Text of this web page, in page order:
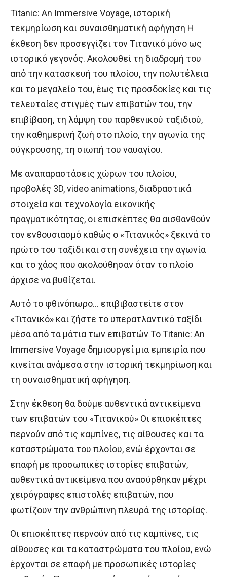
Titanic: An Immersive Voyage, ιστορική
τεκμηρίωση και συναισθηματική αφήγηση Η
έκθεση δεν προσεγγίζει τον Τιτανικό μόνο ως
ιστορικό γεγονός. Ακολουθεί τη διαδρομή του
από την κατασκευή του πλοίου, την πολυτέλεια
και το μεγαλείο του, έως τις προσδοκίες και τις
τελευταίες στιγμές των επιβατών του, την
επιβίβαση, τη λάμψη του παρθενικού ταξιδιού,
την καθημερινή ζωή στο πλοίο, την αγωνία της
σύγκρουσης, τη σιωπή του ναυαγίου.
Με αναπαραστάσεις χώρων του πλοίου,
προβολές 3D, video animations, διαδραστικά
στοιχεία και τεχνολογία εικονικής
πραγματικότητας, οι επισκέπτες θα αισθανθούν
τον ενθουσιασμό καθώς ο «Τιτανικός» ξεκινά το
πρώτο του ταξίδι και στη συνέχεια την αγωνία
και το χάος που ακολούθησαν όταν το πλοίο
άρχισε να βυθίζεται.
Αυτό το φθινόπωρο… επιβιβαστείτε στον
«Τιτανικό» και ζήστε το υπερατλαντικό ταξίδι
μέσα από τα μάτια των επιβατών Το Titanic: An
Immersive Voyage δημιουργεί μια εμπειρία που
κινείται ανάμεσα στην ιστορική τεκμηρίωση και
τη συναισθηματική αφήγηση.
Στην έκθεση θα δούμε αυθεντικά αντικείμενα
των επιβατών του «Τιτανικού» Οι επισκέπτες
περνούν από τις καμπίνες, τις αίθουσες και τα
καταστρώματα του πλοίου, ενώ έρχονται σε
επαφή με προσωπικές ιστορίες επιβατών,
αυθεντικά αντικείμενα που ανασύρθηκαν μέχρι
χειρόγραφες επιστολές επιβατών, που
φωτίζουν την ανθρώπινη πλευρά της ιστορίας.
Οι επισκέπτες περνούν από τις καμπίνες, τις
αίθουσες και τα καταστρώματα του πλοίου, ενώ
έρχονται σε επαφή με προσωπικές ιστορίες